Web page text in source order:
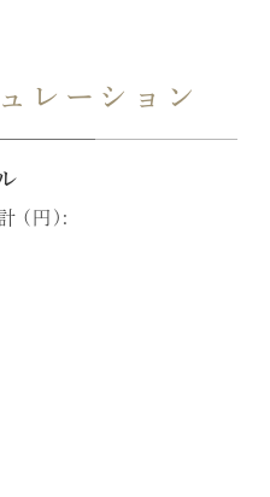
レーション
(円):